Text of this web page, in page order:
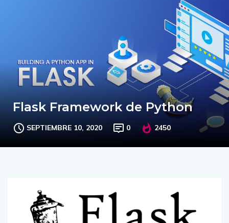
Flask Framework de Python
SEPTIEMBRE 10, 2020 0 2450